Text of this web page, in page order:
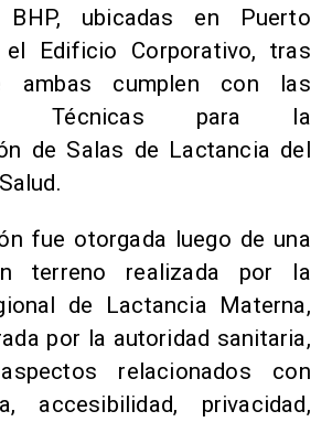
ubicadas en Puerto
Edificio Corporativo, tras
ambas cumplen con las
Técnicas para la
de Salas de Lactancia del
fue otorgada luego de una
terreno realizada por la
de Lactancia Materna,
por la autoridad sanitaria,
relacionados con
accesibilidad, privacidad,